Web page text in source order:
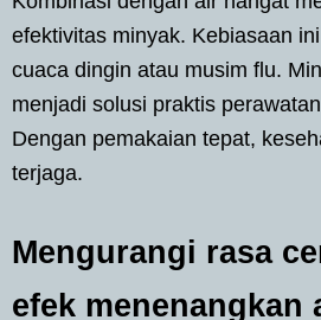
efektivitas minyak. Kebiasaan
cuaca dingin atau musim flu.
menjadi solusi praktis
Dengan pemakaian tepat,
terjaga.
Mengurangi rasa
efek menenangkan